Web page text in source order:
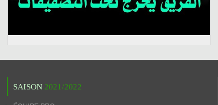
SAISON 2021/2022